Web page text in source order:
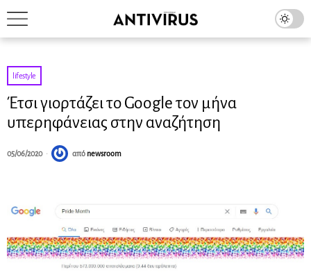
lifestyle
Έτσι γιορτάζει το Google τον μήνα
υπερηφάνειας στην αναζήτηση
05/06/2020 από newsroom